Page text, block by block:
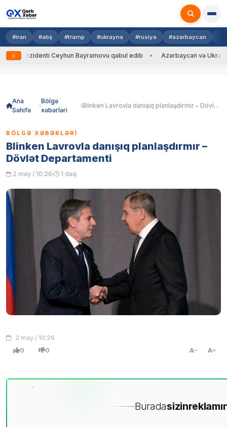
#iran #abş #tramp #ukrayna #rusiya #azərbaycan
Ceyhun Bayramovu qəbul edib Azərbaycan və Ukrayna XİN
Ana
Səhifə
Bölgə
xəbərləri
Blinken Lavrovla danışıq planlaşdırmır – Dövlət Departamenti
BÖLGƏ XƏBƏRLƏRI
Blinken Lavrovla danışıq planlaşdırmır –
Dövlət Departamenti
2 may / 10:26 1 dəq
2 may / 10:26
0 0 A A
Buradasizin